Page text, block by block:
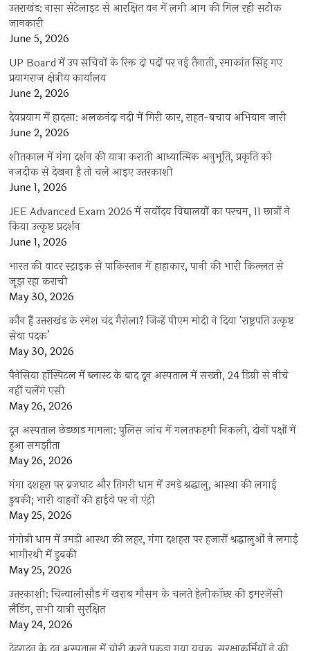
उत्तराखंड: नासा सेटेलाइट से आरक्षित वन में लगी आग की मिल रही सटीक
जानकारी
June 5, 2026
UP Board में उप सचिवों के रिक्त दो पदों पर नई तैनाती, रमाकांत सिंह गए
प्रयागराज क्षेत्रीय कार्यालय
June 2, 2026
देवप्रयाग में हादसा: अलकनंदा नदी में गिरी कार, राहत-बचाव अभियान जारी
June 2, 2026
शीतकाल में गंगा दर्शन की यात्रा कराती आध्यात्मिक अनुभूति, प्रकृति को
नजदीक से देखना है तो चले आइए उत्तरकाशी
June 1, 2026
JEE Advanced Exam 2026 में सर्वोदय विद्यालयों का परचम, 11 छात्रों ने
किया उत्कृष्ट प्रदर्शन
June 1, 2026
भारत की वाटर स्ट्राइक से पाकिस्तान में हाहाकार, पानी की भारी किल्लत से
जूझ रहा कराची
May 30, 2026
कौन हैं उत्तराखंड के रमेश चंद्र गैरोला? जिन्हें पीएम मोदी ने दिया ‘राष्ट्रपति उत्कृष्ट
सेवा पदक’
May 30, 2026
पैनेसिया हॉस्पिटल में ब्लास्ट के बाद दून अस्पताल में सख्ती, 24 डिग्री से नीचे
नहीं चलेंगे एसी
May 26, 2026
दून अस्पताल छेड़छाड़ मामला: पुलिस जांच में गलतफहमी निकली, दोनों पक्षों में
हुआ समझौता
May 26, 2026
गंगा दशहरा पर ब्रजघाट और तिगरी धाम में उमड़े श्रद्धालु, आस्था की लगाई
डुबकी; भारी वाहनों की हाईवे पर नो एंट्री
May 25, 2026
गंगोत्री धाम में उमड़ी आस्था की लहर, गंगा दशहरा पर हजारों श्रद्धालुओं ने लगाई
भागीरथी में डुबकी
May 25, 2026
उत्तरकाशी: चिन्यालीसौड़ में खराब मौसम के चलते हेलीकॉप्टर की इमरजेंसी
लैंडिंग, सभी यात्री सुरक्षित
May 24, 2026